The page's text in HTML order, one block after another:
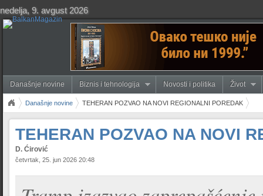
nedelja, 9. avgust 2026
Današnje novine Biznis i tehnologija Novosti i politika Život
Današnje novine TEHERAN POZVAO NA NOVI REGIONALNI POREDAK
TEHERAN POZVAO NA NOVI
D. Ćirović
četvrtak, 25. jun 2026 20:48